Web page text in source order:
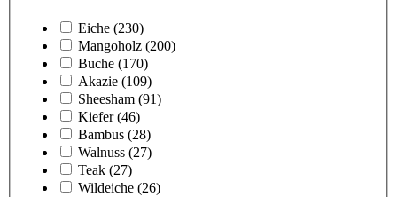
Eiche (230)
Mangoholz (200)
Buche (170)
Akazie (109)
Sheesham (91)
Kiefer (46)
Bambus (28)
Walnuss (27)
Teak (27)
Wildeiche (26)